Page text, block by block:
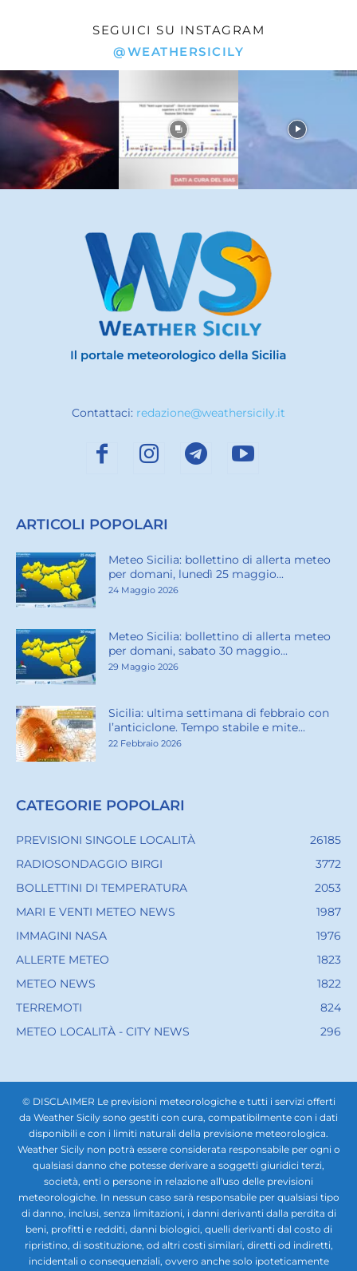
SEGUICI SU INSTAGRAM
@WEATHERSICILY
Contattaci: redazione@weathersicily.it
ARTICOLI POPOLARI
Meteo Sicilia: bollettino di allerta meteo
per domani, lunedì 25 maggio...
24 Maggio 2026
Meteo Sicilia: bollettino di allerta meteo
per domani, sabato 30 maggio...
29 Maggio 2026
Sicilia: ultima settimana di febbraio con
l’anticiclone. Tempo stabile e mite...
22 Febbraio 2026
CATEGORIE POPOLARI
PREVISIONI SINGOLE LOCALITÀ
26185
RADIOSONDAGGIO BIRGI
3772
BOLLETTINI DI TEMPERATURA
2053
MARI E VENTI METEO NEWS
1987
IMMAGINI NASA
1976
ALLERTE METEO
1823
METEO NEWS
1822
TERREMOTI
824
METEO LOCALITÀ - CITY NEWS
296
© DISCLAIMER Le previsioni meteorologiche e tutti i servizi offerti
da Weather Sicily sono gestiti con cura, compatibilmente con i dati
disponibili e con i limiti naturali della previsione meteorologica.
Weather Sicily non potrà essere considerata responsabile per ogni o
qualsiasi danno che potesse derivare a soggetti giuridici terzi,
società, enti o persone in relazione all'uso delle previsioni
meteorologiche. In nessun caso sarà responsabile per qualsiasi tipo
di danno, inclusi, senza limitazioni, i danni derivanti dalla perdita di
beni, profitti e redditi, danni biologici, quelli derivanti dal costo di
ripristino, di sostituzione, od altri costi similari, diretti od indiretti,
incidentali o consequenziali, ovvero anche solo ipoteticamente